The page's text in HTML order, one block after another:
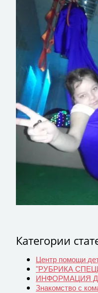
Категории
Центр помощи
"РУБРИКА
ИНФОРМАЦИЯ
Знакомство с